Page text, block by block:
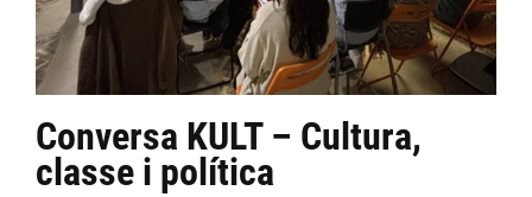
Conversa KULT – Cultura,
classe i política